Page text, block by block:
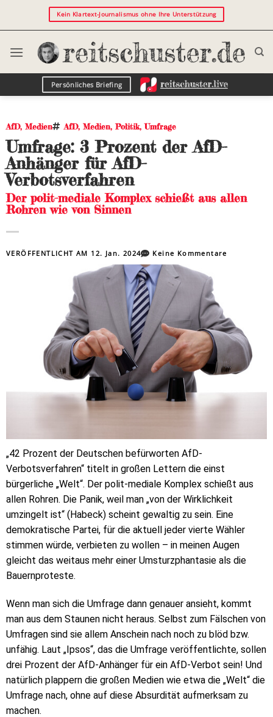
Kein Klartext-Journalismus ohne Ihre Unterstützung
Persönliches Briefing
AfD, Medien AfD, Medien,Politik,Umfrage
Umfrage: 3 Prozent der AfD-
Anhänger für AfD-
Verbotsverfahren
Der polit-mediale Komplex schießt aus allen
Rohren wie von Sinnen
VERÖFFENTLICHT AM 12. Jan. 2024 Keine Kommentare
„42 Prozent der Deutschen befürworten AfD-
Verbotsverfahren“ titelt in großen Lettern die einst
bürgerliche „Welt“. Der polit-mediale Komplex schießt aus
allen Rohren. Die Panik, weil man „von der Wirklichkeit
umzingelt ist“ (Habeck) scheint gewaltig zu sein. Eine
demokratische Partei, für die aktuell jeder vierte Wähler
stimmen würde, verbieten zu wollen – in meinen Augen
gleicht das weitaus mehr einer Umsturzphantasie als die
Bauernproteste.
Wenn man sich die Umfrage dann genauer ansieht, kommt
man aus dem Staunen nicht heraus. Selbst zum Fälschen von
Umfragen sind sie allem Anschein nach noch zu blöd bzw.
unfähig. Laut „Ipsos“, das die Umfrage veröffentlichte, sollen
drei Prozent der AfD-Anhänger für ein AfD-Verbot sein! Und
natürlich plappern die großen Medien wie etwa die „Welt“ die
Umfrage nach, ohne auf diese Absurdität aufmerksam zu
machen.